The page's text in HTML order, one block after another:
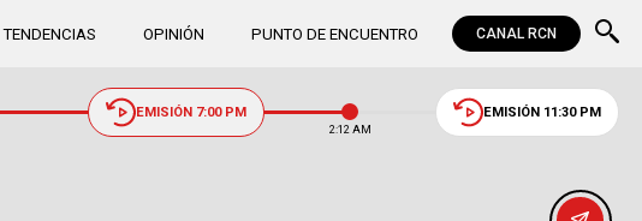
TENDENCIAS OPINIÓN PUNTO DE ENCUENTRO CANAL RCN
EMISIÓN 7:00 PM
2:12 AM
EMISIÓN 11:30 PM